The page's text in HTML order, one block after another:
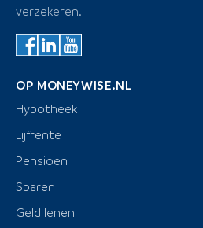
verzekeren.
OP MONEYWISE.NL
Hypotheek
Lijfrente
Pensioen
Sparen
Geld lenen